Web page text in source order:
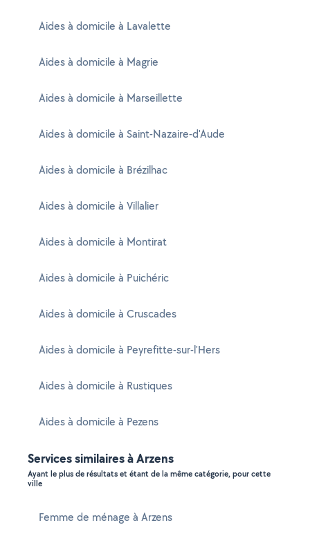
Aides à domicile à Lavalette
Aides à domicile à Magrie
Aides à domicile à Marseillette
Aides à domicile à Saint-Nazaire-d'Aude
Aides à domicile à Brézilhac
Aides à domicile à Villalier
Aides à domicile à Montirat
Aides à domicile à Puichéric
Aides à domicile à Cruscades
Aides à domicile à Peyrefitte-sur-l'Hers
Aides à domicile à Rustiques
Aides à domicile à Pezens
Services similaires à Arzens
Ayant le plus de résultats et étant de la même catégorie, pour cette
ville
Femme de ménage à Arzens